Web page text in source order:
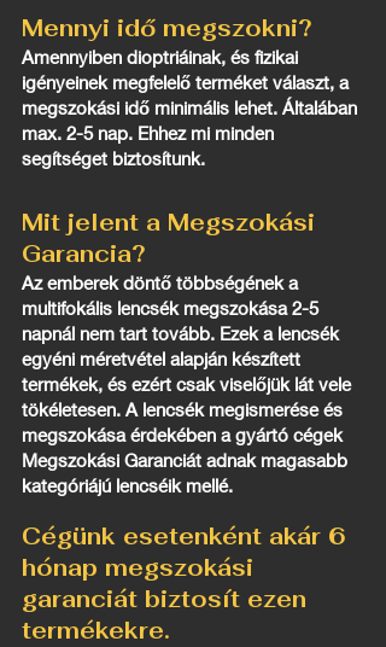
Mennyi idő megszokni?
Amennyiben dioptriáinak, és fizikai
igényeinek megfelelő terméket választ, a
megszokási idő minimális lehet. Általában
max. 2-5 nap. Ehhez mi minden
segítséget biztosítunk.
Mit jelent a Megszokási
Garancia?
Az emberek döntő többségének a
multifokális lencsék megszokása 2-5
napnál nem tart tovább. Ezek a lencsék
egyéni méretvétel alapján készített
termékek, és ezért csak viselőjük lát vele
tökéletesen. A lencsék megismerése és
megszokása érdekében a gyártó cégek
Megszokási Garanciát adnak magasabb
kategóriájú lencséik mellé.
Cégünk esetenként akár 6
hónap megszokási
garanciát biztosít ezen
termékekre.